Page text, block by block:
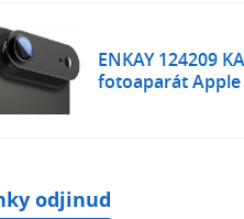
ENKAY 124209
fotoaparát Apple
odjinud